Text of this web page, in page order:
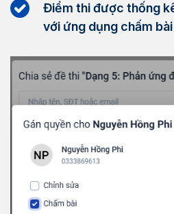
Điểm thi được thống
với ứng dụng chấm